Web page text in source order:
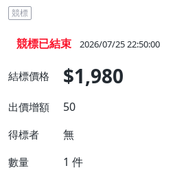
競標
競標已結束 2026/07/25 22:50:00
結標價格 $1,980
出價增額 50
得標者 無
數量 1 件